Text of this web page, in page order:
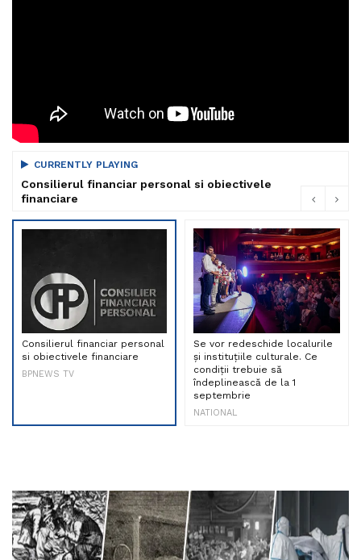
CURRENTLY PLAYING
Consilierul financiar personal si obiectivele
financiare
Consilierul financiar personal
si obiectivele financiare
BPNEWS TV
Se vor redeschide localurile
și instituțiile culturale. Ce
condiții trebuie să
îndeplinească de la 1
septembrie
NATIONAL